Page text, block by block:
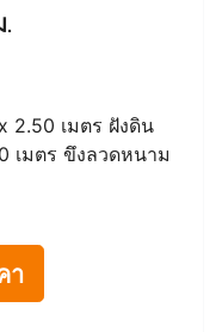
2.50 เมตร ฝังดิน
เมตร ขึงลวดหนาม
า